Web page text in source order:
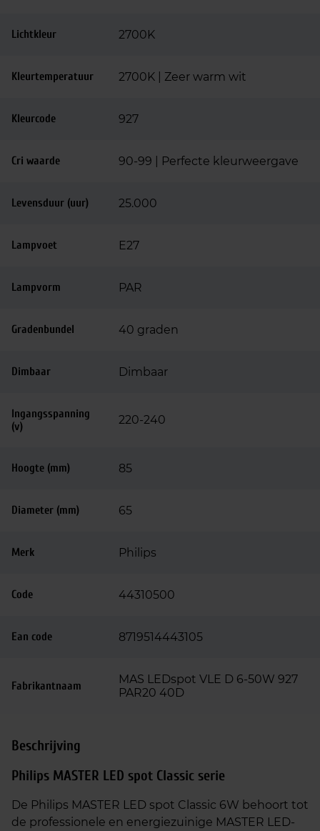
Lichtkleur 2700K
Kleurtemperatuur 2700K | Zeer warm wit
Kleurcode 927
Cri waarde 90-99 | Perfecte kleurweergave
Levensduur (uur) 25.000
Lampvoet E27
Lampvorm PAR
Gradenbundel 40 graden
Dimbaar Dimbaar
Ingangsspanning
(v)
220-240
Hoogte (mm) 85
Diameter (mm) 65
Merk Philips
Code 44310500
Ean code 8719514443105
Fabrikantnaam
MAS LEDspot VLE D 6-50W 927
PAR20 40D
Beschrijving
Philips MASTER LED spot Classic serie
De Philips MASTER LED spot Classic 6W behoort tot
de professionele en energiezuinige MASTER LED-